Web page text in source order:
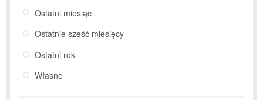
Ostatni miesiąc
Ostatnie sześć miesięcy
Ostatni rok
Własne